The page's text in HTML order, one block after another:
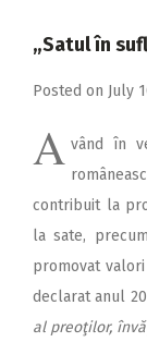
2017
2016
2015
2013
2011
2010
„Satul în
Posted on July
A vând în
contribuit la
la sate,
promovat
declarat anul
al preoţilor,